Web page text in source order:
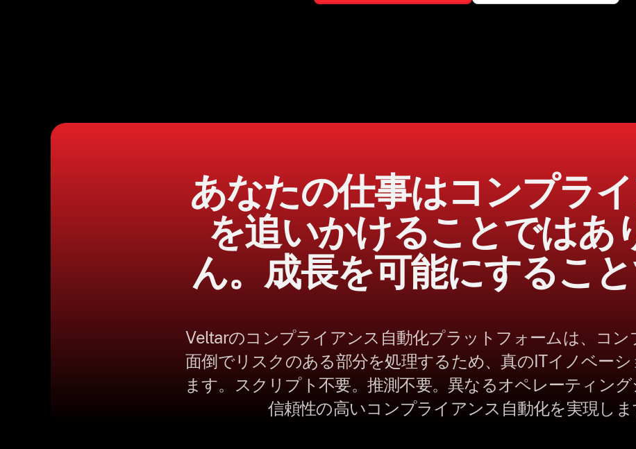
あなたの仕事はコンプラ
を追いかけることではあ
ん。成長を可能にすること
Veltarのコンプライアンス自動化プラットフォームは、コン
面倒でリスクのある部分を処理するため、真のITイノベーシ
ます。スクリプト不要。推測不要。異なるオペレーティン
信頼性の高いコンプライアンス自動化を実現しま